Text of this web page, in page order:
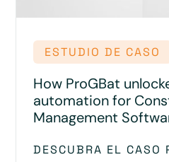
ESTUDIO DE CASO
How ProGBat
automation for
Management
DESCUBRA EL CASO